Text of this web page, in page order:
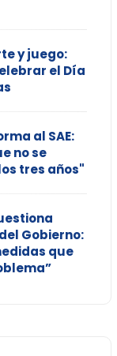
y juego:
el Día
al SAE:
no se
tres años"
Gobierno:
que